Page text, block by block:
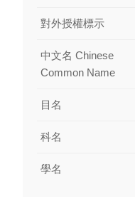
對外授權標示
中文名 Chinese
Common Name
目名
科名
學名